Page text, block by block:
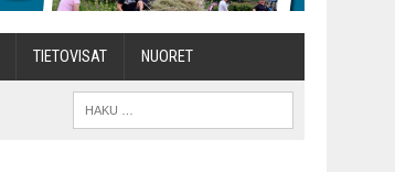
TIETOVISAT NUO­RET